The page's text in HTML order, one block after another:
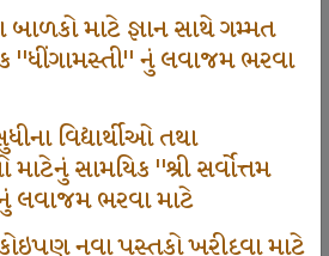
બાળકો માટે જ્ઞાન સાથે ગમ્મત
નું લવાજમ ભરવા
વિદ્યાર્થીઓ તથા
સામયિક "શ્રી સર્વોત્તમ
નું લવાજમ ભરવા માટે
કોઇપણ નવા પુસ્તકો ખરીદવા માટે
School In GKIQ